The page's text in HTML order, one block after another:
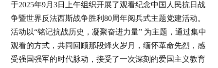
于2025年9月3日上午组织开展了观看纪念中国人民抗日战
争暨世界反法西斯战争胜利80周年阅兵式主题党建活动。
活动以“铭记抗战历史，凝聚奋进力量” 为主题，通过集中
观看的方式，共同回顾那段烽火岁月，缅怀革命先烈，感
受强国强军的时代脉动，接受了一次深刻的爱国主义教育